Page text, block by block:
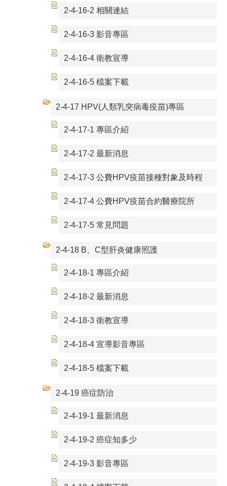
2-4-16-2 相關連結
2-4-16-3 影音專區
2-4-16-4 衛教宣導
2-4-16-5 檔案下載
2-4-17 HPV(人類乳突病毒疫苗)專區
2-4-17-1 專區介紹
2-4-17-2 最新消息
2-4-17-3 公費HPV疫苗接種對象及時程
2-4-17-4 公費HPV疫苗合約醫療院所
2-4-17-5 常見問題
2-4-18 B、C型肝炎健康照護
2-4-18-1 專區介紹
2-4-18-2 最新消息
2-4-18-3 衛教宣導
2-4-18-4 宣導影音專區
2-4-18-5 檔案下載
2-4-19 癌症防治
2-4-19-1 最新消息
2-4-19-2 癌症知多少
2-4-19-3 影音專區